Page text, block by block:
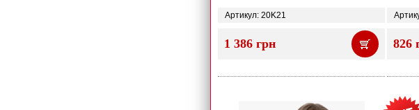
Артикул: 20K21
1 386 грн 826